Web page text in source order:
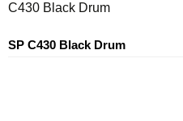
C430 Black Drum
SP C430 Black Drum